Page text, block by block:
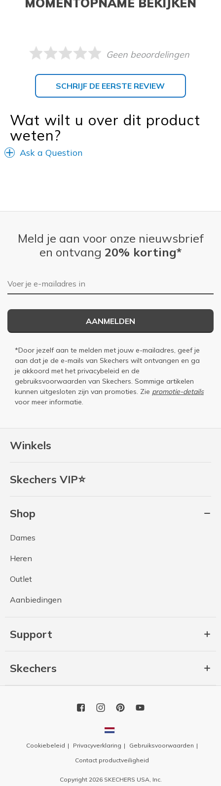
Geen beoordelingen
SCHRIJF DE EERSTE REVIEW
Wat wilt u over dit product
weten?
Ask a Question
Winkels
Skechers VIP⭐
Shop
Dames
Heren
Outlet
Aanbiedingen
Support
Skechers
Meld je aan voor onze nieuwsbrief
en ontvang 20% korting*
E-mailadres
AANMELDEN
*Door jezelf aan te melden met jouw e-mailadres, geef je
aan dat je de e-mails van Skechers wilt ontvangen en ga
je akkoord met het privacybeleid en de
gebruiksvoorwaarden van Skechers. Sommige artikelen
kunnen uitgesloten zijn van promoties. Zie promotie-details
voor meer informatie.
Cookiebeleid Privacyverklaring
Gebruiksvoorwaarden
Contact productveiligheid
Copyright 2026 SKECHERS USA, Inc.